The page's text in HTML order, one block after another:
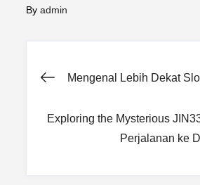
Byadmin
Post
navigation
Mengenal Lebih Dekat
Exploring the Mysterious
Perjalanan ke